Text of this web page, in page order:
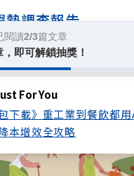
For You
下載》重工業到餐飲都用
本增效全攻略
勢調查報告
閱讀2/3篇文章
即可解鎖抽獎！